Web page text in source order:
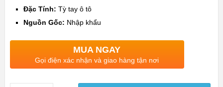
Đặc Tính: Tỳ tay ô tô
Nguồn Gốc: Nhập khẩu
MUA NGAY
Gọi điện xác nhận và giao hàng tận nơi